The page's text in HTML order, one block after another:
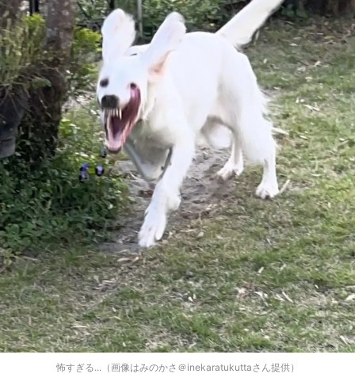
怖すぎる...（画像はみのかさ＠inekaratukuttaさん提供）